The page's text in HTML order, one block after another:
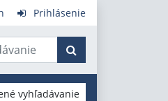
Prihlásenie
vyhľadávanie